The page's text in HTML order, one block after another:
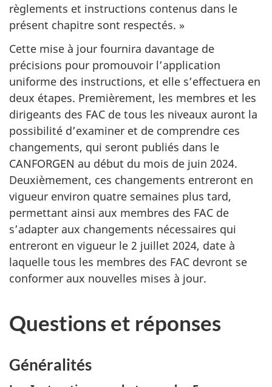
règlements et instructions contenus dans le
présent chapitre sont respectés. »
Cette mise à jour fournira davantage de
précisions pour promouvoir l’application
uniforme des instructions, et elle s’effectuera en
deux étapes. Premièrement, les membres et les
dirigeants des FAC de tous les niveaux auront la
possibilité d’examiner et de comprendre ces
changements, qui seront publiés dans le
CANFORGEN au début du mois de juin 2024.
Deuxièmement, ces changements entreront en
vigueur environ quatre semaines plus tard,
permettant ainsi aux membres des FAC de
s’adapter aux changements nécessaires qui
entreront en vigueur le 2 juillet 2024, date à
laquelle tous les membres des FAC devront se
conformer aux nouvelles mises à jour.
Questions et réponses
Généralités